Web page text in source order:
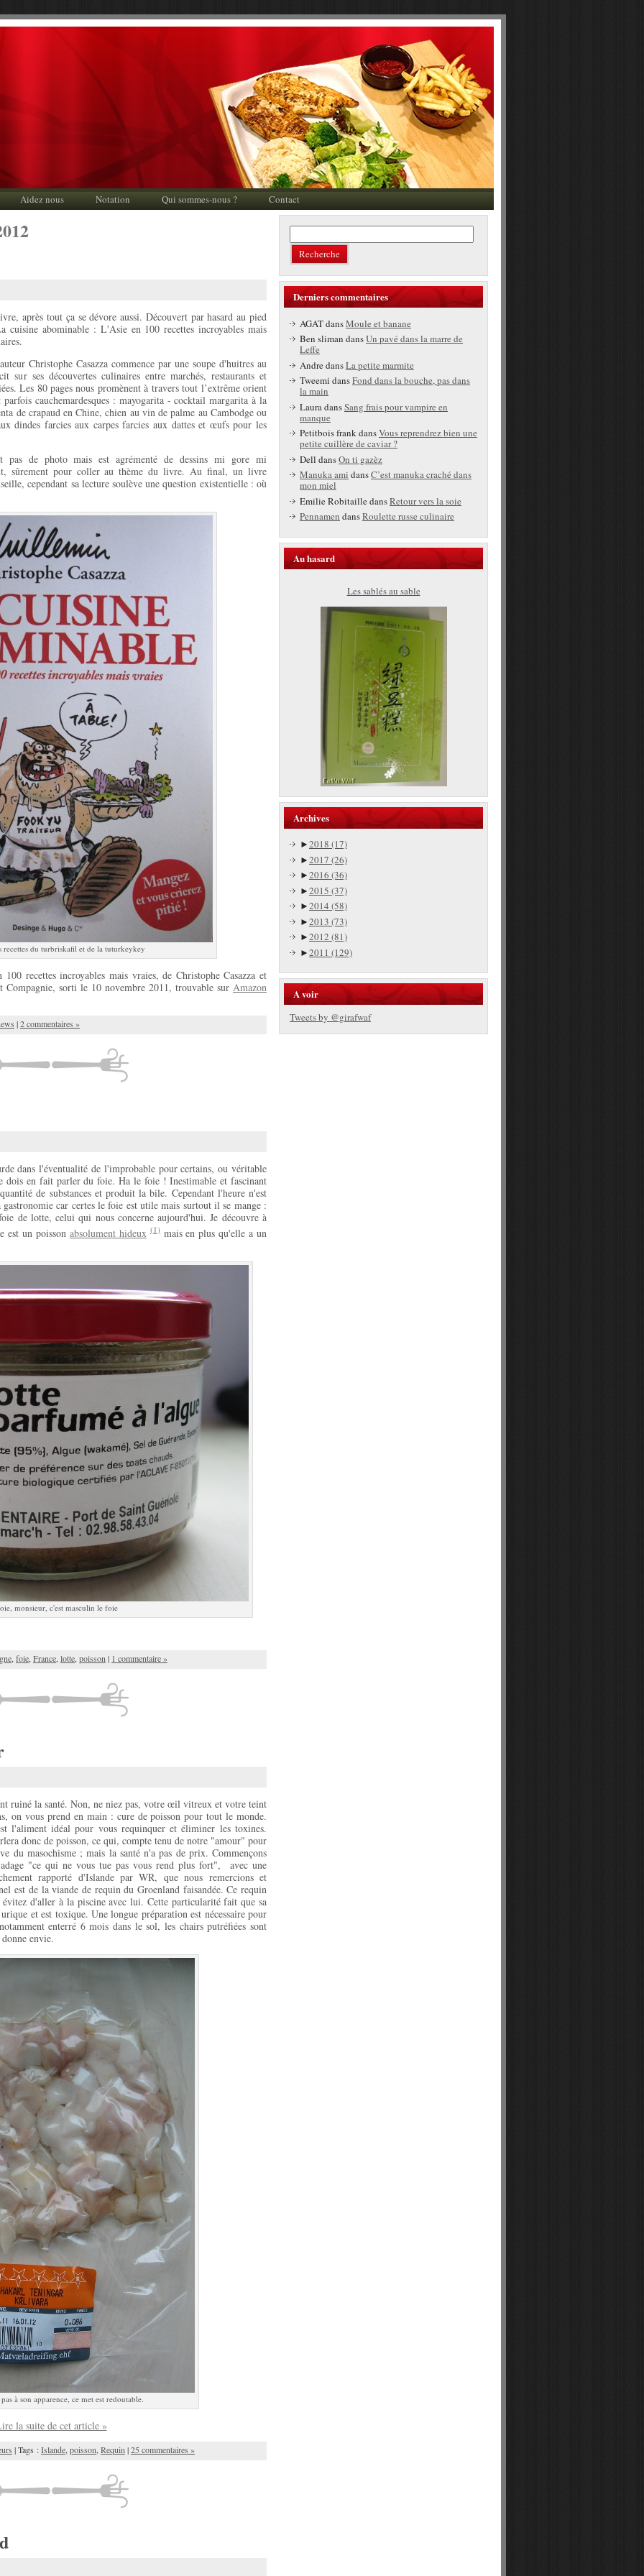
Aidez nous Notation Qui sommes-nous ? Contact
après tout ça se dévore aussi. Découvert par hasard au pied
cuisine abominable : L'Asie en 100 recettes incroyables mais
Christophe Casazza commence par une soupe d'huitres au
sur ses découvertes culinaires entre marchés, restaurants et
Les 80 pages nous promènent à travers tout l’extrême orient
parfois cauchemardesques : mayogarita - cocktail margarita à la
de crapaud en Chine, chien au vin de palme au Cambodge ou
dindes farcies aux carpes farcies aux dattes et œufs pour les
pas de photo mais est agrémenté de dessins mi gore mi
sûrement pour coller au thème du livre. Au final, un livre
cependant sa lecture soulève une question existentielle : où
recettes du turbriskafil et de la tuturkeykey
recettes incroyables mais vraies, de Christophe Casazza et
sorti le 10 novembre 2011, trouvable sur Amazon
|2 commentaires »
dans l'éventualité de l'improbable pour certains, ou véritable
dois en fait parler du foie. Ha le foie ! Inestimable et fascinant
de substances et produit la bile. Cependant l'heure n'est
car certes le foie est utile mais surtout il se mange :
de lotte, celui qui nous concerne aujourd'hui. Je découvre à
est un poisson absolument hideux (1)mais en plus qu'elle a un
monsieur, c'est masculin le foie
foie France lotte poisson | 1 commentaire »
ruiné la santé. Non, ne niez pas, votre œil vitreux et votre teint
on vous prend en main : cure de poisson pour tout le monde.
l'aliment idéal pour vous requinquer et éliminer les toxines.
donc de poisson, ce qui, compte tenu de notre "amour" pour
du masochisme ; mais la santé n'a pas de prix. Commençons
"ce qui ne vous tue pas vous rend plus fort", avec une
rapporté d'Islande par WR, que nous remercions et
est de la viande de requin du Groenland faisandée. Ce requin
d'aller à la piscine avec lui. Cette particularité fait que sa
et est toxique. Une longue préparation est nécessaire pour
enterré 6 mois dans le sol, les chairs putréfiées sont
envie.
à son apparence, ce met est redoutable.
la suite de cet article »
| Tags :Islande poisson Requin |25 commentaires »
Derniers commentaires
AGATdansMoule et banane
Ben sliman dansUn pavé dans la marre de
Leffe
AndredansLa petite marmite
Tweemi dansFond dans la bouche, pas dans
la main
Laura dansSang frais pour vampire en
manque
Petitbois frankdansVous reprendrez bien une
petite cuillère de caviar ?
Dell dansOn ti gazèz
Manuka ami dansC’est manuka craché dans
mon miel
Emilie RobitailledansRetour vers la soie
Pennamen dansRoulette russe culinaire
Au hasard
Les sablés au sable
Archives
►2018 (17)
►2017 (26)
►2016 (36)
►2015 (37)
►2014 (58)
►2013 (73)
►2012 (81)
►2011 (129)
A voir
Tweets by @girafwaf